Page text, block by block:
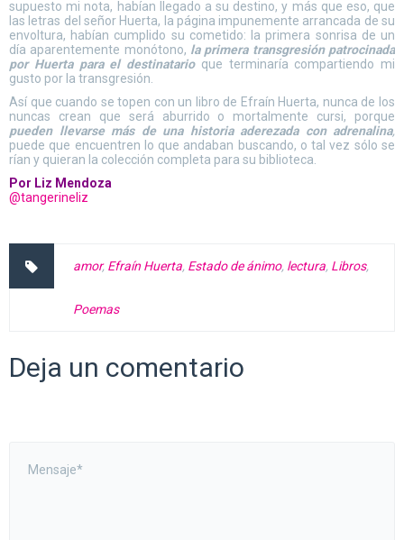
supuesto mi nota, habían llegado a su destino, y más que eso, que
las letras del señor Huerta, la página impunemente arrancada de su
envoltura, habían cumplido su cometido: la primera sonrisa de un
día aparentemente monótono, la primera transgresión patrocinada
por Huerta para el destinatarioque terminaría compartiendo mi
gusto por la transgresión.
Así que cuando se topen con un libro de Efraín Huerta, nunca de los
nuncas crean que será aburrido o mortalmente cursi, porque
pueden llevarse más de una historia aderezada con adrenalina,
puede que encuentren lo que andaban buscando, o tal vez sólo se
rían y quieran la colección completa para su biblioteca.
Por Liz Mendoza
@tangerineliz
amor, Efraín Huerta, Estado de ánimo, lectura, Libros,
Poemas
Deja un comentario